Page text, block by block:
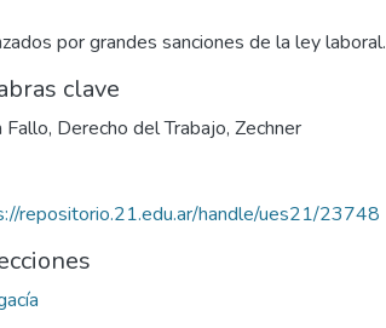
por grandes sanciones de la ley laboral.
clave
Fallo, Derecho del Trabajo, Zechner
repositorio.21.edu.ar/handle/ues21/23748